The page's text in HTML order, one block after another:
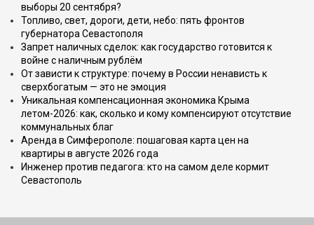
выборы 20 сентября?
Топливо, свет, дороги, дети, небо: пять фронтов
губернатора Севастополя
Запрет наличных сделок: как государство готовится к
войне с наличным рублём
От зависти к структуре: почему в России ненависть к
сверхбогатым — это не эмоция
Уникальная компенсационная экономика Крыма
летом-2026: как, сколько и кому компенсируют отсутствие
коммунальных благ
Аренда в Симферополе: пошаговая карта цен на
квартиры в августе 2026 года
Инженер против педагога: кто на самом деле кормит
Севастополь